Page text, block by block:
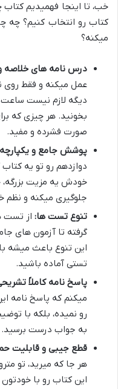
خب، تا اینجا فهمیدیم کتاب
کتاب رو انتخاب کنیم؟ چه
میکنه؟
درس نامه های خلاصه
عمل میکنه و فقط روی
دیگه لازم نیست
بخونید. هر چیزی که
صورت فشرده و مفید.
پوشش جامع و
دوازدهم رو تو یه
خودش یه مزیت بزرگه،
جلوگیری میکنه و نظم
تنوع تست ها: از تست
گرفته تا آزمون های
این تنوع باعث میشه
تستی آماده باشید.
پاسخ نامه کاملاً
میکنم که پاسخ نامه
رو نمیده، بلکه با
به جواب درست برسید.
قطع جیبی و قابلیت
هر جا که میرید، تو
این کتاب رو با خودتون